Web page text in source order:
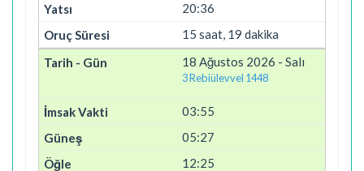
20:36
15 saat, 19 dakika
18 Ağustos 2026 - Salı
3 Rebiülevvel 1448
03:55
05:27
12:25